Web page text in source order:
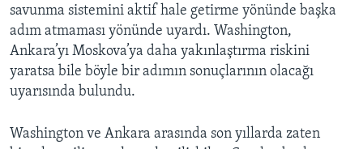
savunma sistemini aktif hale getirme yönünde başka
adım atmaması yönünde uyardı. Washington,
Ankara’yı Moskova’ya daha yakınlaştırma riskini
yaratsa bile böyle bir adımın sonuçlarının olacağı
uyarısında bulundu.
Washington ve Ankara arasında son yıllarda zaten